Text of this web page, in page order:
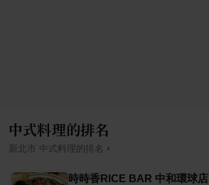
中式料理的排名
新北市 中式料理 的排名 ›
時時香RICE BAR 中和環球店